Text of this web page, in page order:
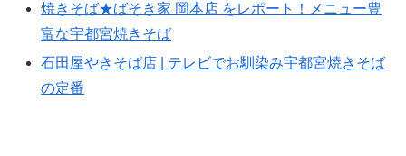
焼きそば★ばそき家 岡本店 をレポート！メニュー豊
富な宇都宮焼きそば
石田屋やきそば店 | テレビでお馴染み宇都宮焼きそば
の定番